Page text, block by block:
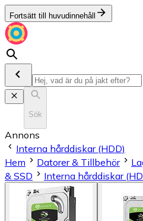
Fortsätt till huvudinnehåll
Sök
Annons
Interna hårddiskar (HDD)
Hem
Datorer & Tillbehör
& SSD
Interna hårddiskar